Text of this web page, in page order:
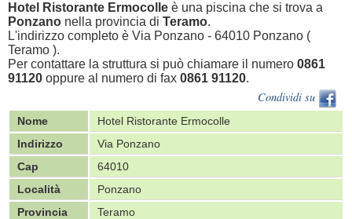
Hotel Ristorante Ermocolle è una piscina che si trova a
Ponzano nella provincia di Teramo.
L'indirizzo completo è Via Ponzano - 64010 Ponzano (
Teramo ).
Per contattare la struttura si può chiamare il numero 0861
91120 oppure al numero di fax 0861 91120.
Condividi su
Nome
Hotel Ristorante Ermocolle
Indirizzo
Via Ponzano
Cap
64010
Località
Ponzano
Provincia
Teramo